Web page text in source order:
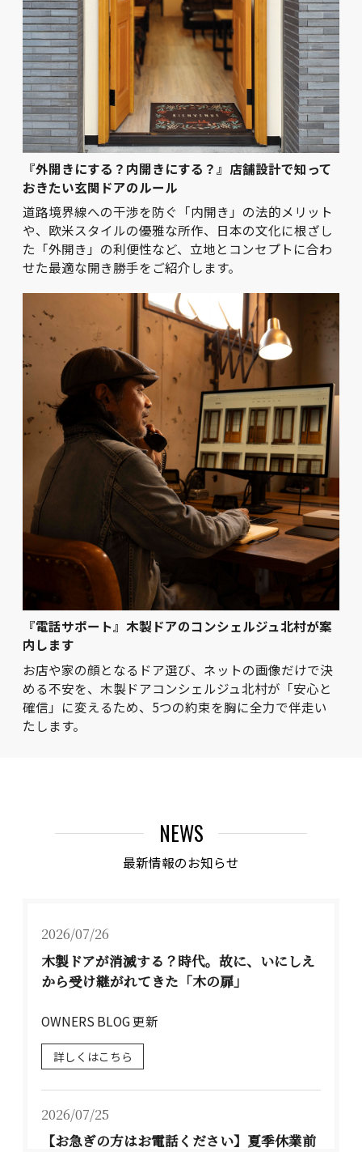
『外開きにする？内開きにする？』店舗設計で知って
おきたい玄関ドアのルール
道路境界線への干渉を防ぐ「内開き」の法的メリット
や、欧米スタイルの優雅な所作、日本の文化に根ざし
た「外開き」の利便性など、立地とコンセプトに合わ
せた最適な開き勝手をご紹介します。
『電話サポート』木製ドアのコンシェルジュ北村が案
内します
お店や家の顔となるドア選び、ネットの画像だけで決
める不安を、木製ドアコンシェルジュ北村が「安心と
確信」に変えるため、5つの約束を胸に全力で伴走い
たします。
NEWS
最新情報のお知らせ
2026/07/26
木製ドアが消滅する？時代。故に、いにしえ
から受け継がれてきた「木の扉」
OWNERS BLOG 更新
詳しくはこちら
2026/07/25
【お急ぎの方はお電話ください】夏季休業前